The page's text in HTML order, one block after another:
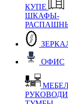
КУПЕ
ШКАФЫ-
ОФИС